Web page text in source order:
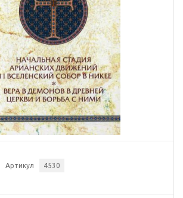
Артикул 4530